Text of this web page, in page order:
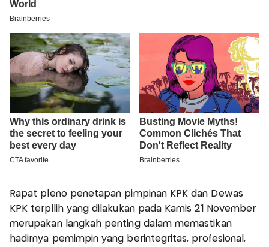
Rapat pleno penetapan pimpinan KPK dan Dewas
KPK terpilih yang dilakukan pada Kamis 21 November
merupakan langkah penting dalam memastikan
hadirnya pemimpin yang berintegritas, profesional,